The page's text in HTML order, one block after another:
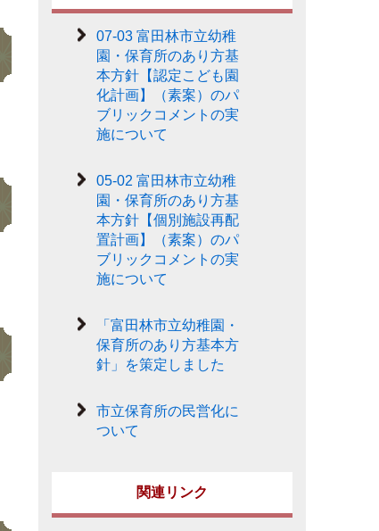
07-03 富田林市立幼稚
園・保育所のあり方基
本方針【認定こども園
化計画】（素案）のパ
ブリックコメントの実
施について
05-02 富田林市立幼稚
園・保育所のあり方基
本方針【個別施設再配
置計画】（素案）のパ
ブリックコメントの実
施について
「富田林市立幼稚園・
保育所のあり方基本方
針」を策定しました
市立保育所の民営化に
ついて
関連リンク